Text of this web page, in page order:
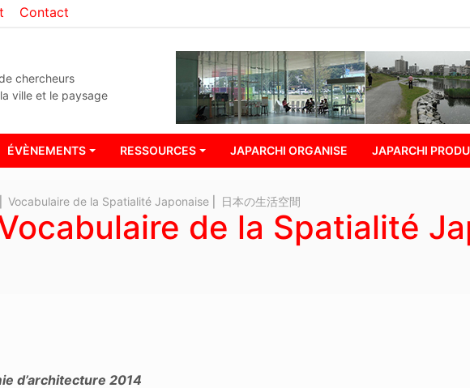
Contact
chercheurs
ville et le paysage
ÉVÈNEMENTS RESSOURCES JAPARCHI ORGANISE JAPARCHI
Vocabulaire de la Spatialité Japonaise ⎢ 日本の生活空間
de la Spatialité
d’architecture 2014